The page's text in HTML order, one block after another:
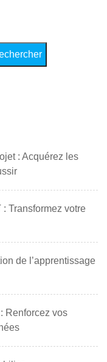
: Acquérez les
Transformez votre
de l’apprentissage
Renforcez vos